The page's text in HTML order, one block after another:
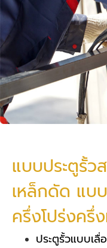
แบบประตูรั้ว
เหล็กดัด แบ
ครึ่งโปร่งครึ่
ประตูรั้วแบบเ